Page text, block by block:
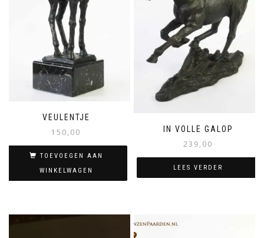
VEULENTJE
150,00
TOEVOEGEN AAN
WINKELWAGEN
IN VOLLE GALOP
239,00
LEES VERDER